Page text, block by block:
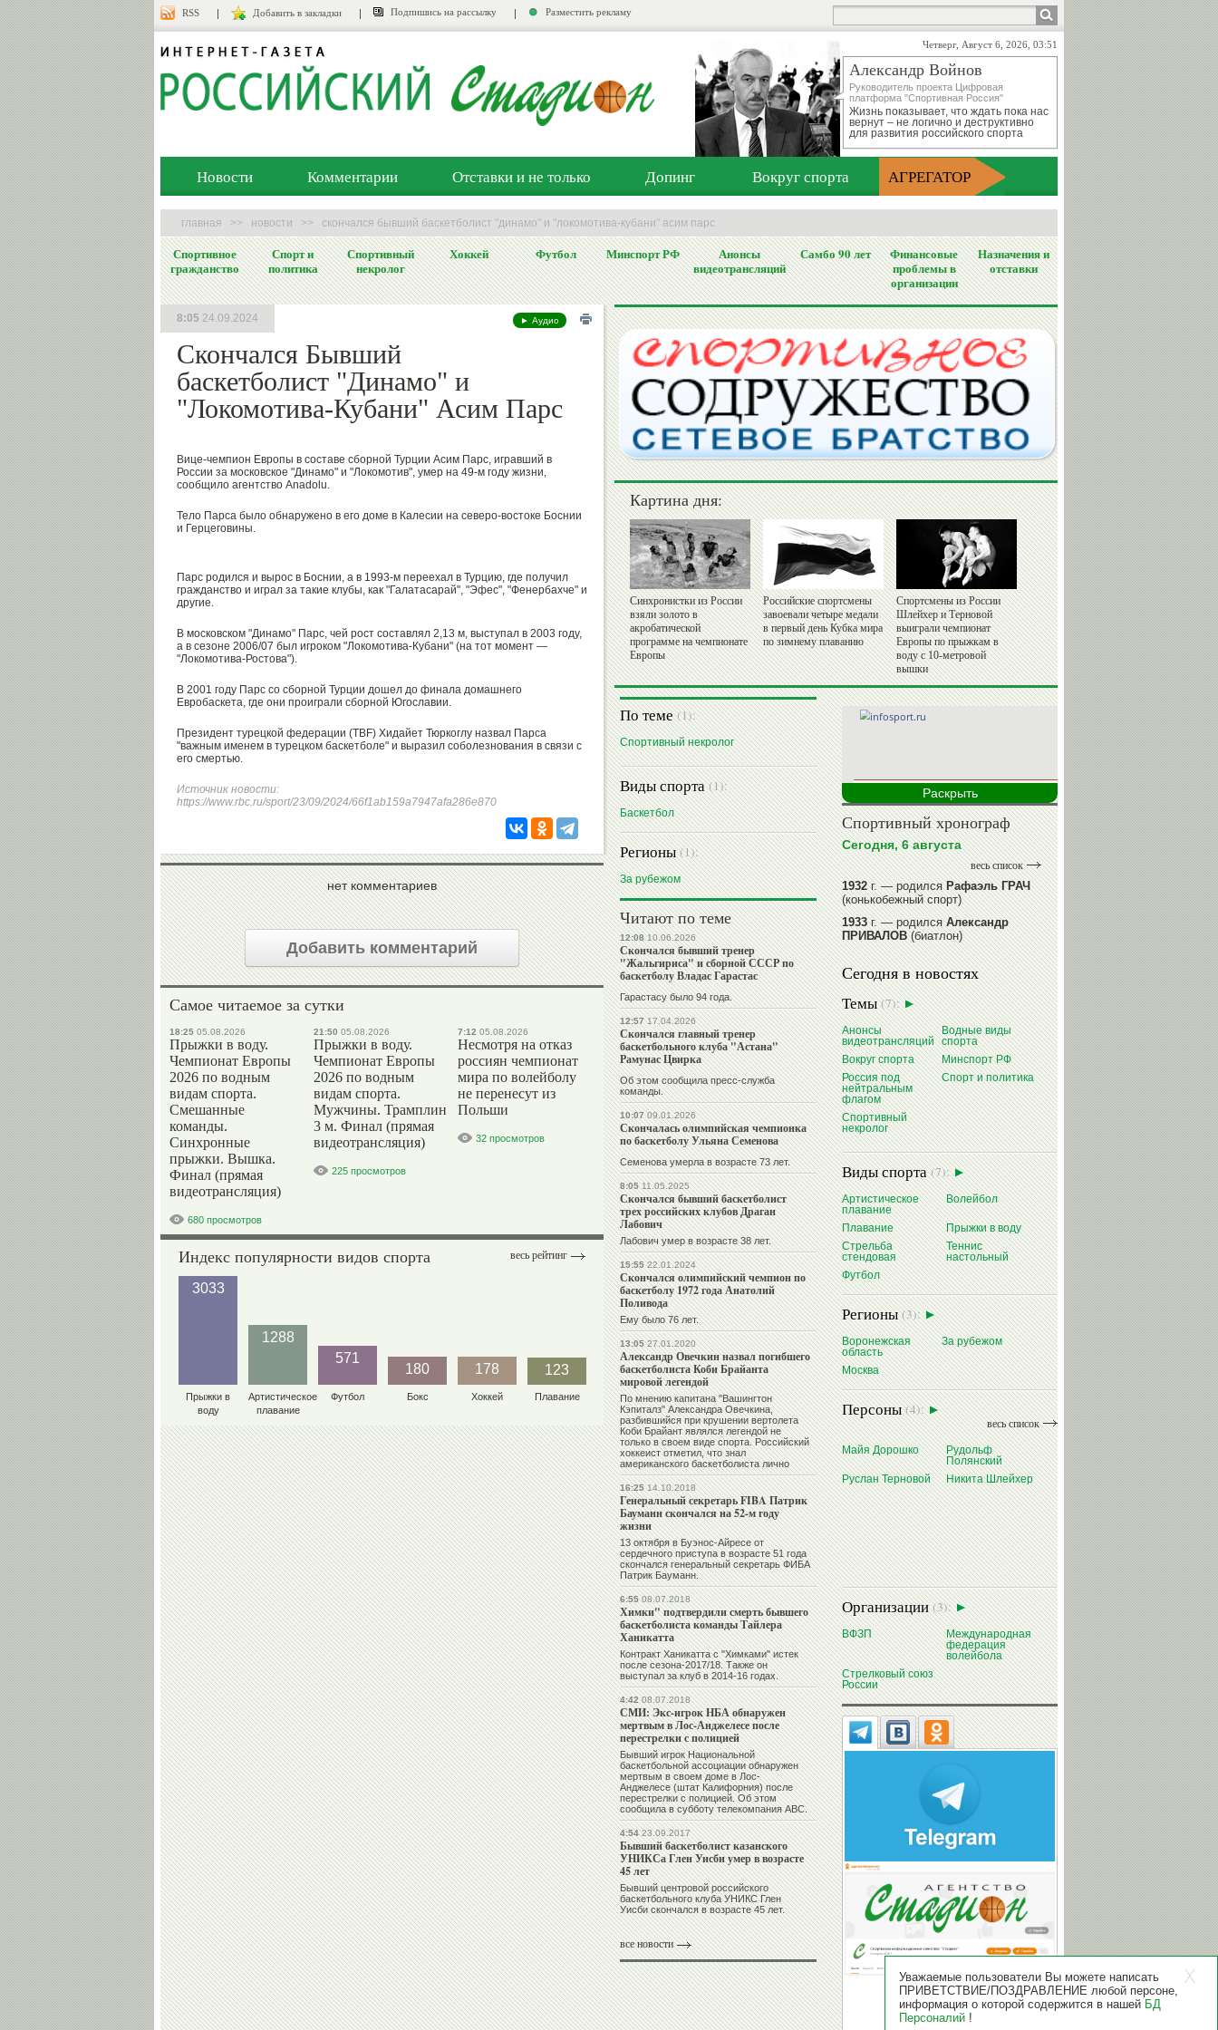
RSS Добавить в закладки Подпишись на рассылку Разместить рекламу
Четверг, Август 6, 2026, 03:51
Александр Войнов
Руководитель проекта Цифровая
платформа "Спортивная Россия"
Жизнь показывает, что ждать пока нас
вернут – не логично и деструктивно
для развития российского спорта
Новости Комментарии Отставки и не только Допинг Вокруг спорта АГРЕГАТОР
главная >> новости >> скончался бывший баскетболист "динамо" и "локомотива-кубани" асим парс
Спортивное
гражданство
Спорт и
политика
Спортивный
некролог
Хоккей Футбол Минспорт РФ
Анонсы
видеотрансляций
Самбо 90 лет
Финансовые
проблемы в
организации
Назначения и
отставки
► Аудио
Скончался Бывший
баскетболист "Динамо" и
"Локомотива-Кубани" Асим Парс
8:05 24.09.2024
Вице-чемпион Европы в составе сборной Турции Асим Парс, игравший в
России за московское "Динамо" и "Локомотив", умер на 49-м году жизни,
сообщило агентство Anadolu.
Тело Парса было обнаружено в его доме в Калесии на северо-востоке Боснии
и Герцеговины.
Парс родился и вырос в Боснии, а в 1993-м переехал в Турцию, где получил
гражданство и играл за такие клубы, как "Галатасарай", "Эфес", "Фенербахче" и
другие.
В московском "Динамо" Парс, чей рост составлял 2,13 м, выступал в 2003 году,
а в сезоне 2006/07 был игроком "Локомотива-Кубани" (на тот момент —
"Локомотива-Ростова").
В 2001 году Парс со сборной Турции дошел до финала домашнего
Евробаскета, где они проиграли сборной Югославии.
Президент турецкой федерации (TBF) Хидайет Тюркоглу назвал Парса
"важным именем в турецком баскетболе" и выразил соболезнования в связи с
его смертью.
Источник новости:
https://www.rbc.ru/sport/23/09/2024/66f1ab159a7947afa286e870
нет комментариев
Добавить комментарий
Самое читаемое за сутки
18:25 05.08.2026
Прыжки в воду.
Чемпионат Европы
2026 по водным
видам спорта.
Смешанные
команды.
Синхронные
прыжки. Вышка.
Финал (прямая
видеотрансляция)
680 просмотров
21:50 05.08.2026
Прыжки в воду.
Чемпионат Европы
2026 по водным
видам спорта.
Мужчины. Трамплин
3 м. Финал (прямая
видеотрансляция)
225 просмотров
7:12 05.08.2026
Несмотря на отказ
россиян чемпионат
мира по волейболу
не перенесут из
Польши
32 просмотров
весь рейтинг
Индекс популярности видов спорта
3033
Прыжки в
воду
1288
Артистическое
плавание
571
Футбол
180
Бокс
178
Хоккей
123
Плавание
Картина дня:
Синхронистки из России
взяли золото в
акробатической
программе на чемпионате
Европы
Российские спортсмены
завоевали четыре медали
в первый день Кубка мира
по зимнему плаванию
Спортсмены из России
Шлейхер и Терновой
выиграли чемпионат
Европы по прыжкам в
воду с 10-метровой
вышки
По теме(1):
Спортивный некролог
Виды спорта(1):
Баскетбол
Регионы(1):
За рубежом
Читают по теме
12:0810.06.2026
Скончался бывший тренер
"Жальгириса" и сборной СССР по
баскетболу Владас Гарастас
Гарастасу было 94 года.
12:5717.04.2026
Скончался главный тренер
баскетбольного клуба "Астана"
Рамунас Цвирка
Об этом сообщила пресс-служба
команды.
10:0709.01.2026
Скончалась олимпийская чемпионка
по баскетболу Ульяна Семенова
Семенова умерла в возрасте 73 лет.
8:0511.05.2025
Скончался бывший баскетболист
трех российских клубов Драган
Лабович
Лабович умер в возрасте 38 лет.
15:5522.01.2024
Скончался олимпийский чемпион по
баскетболу 1972 года Анатолий
Поливода
Ему было 76 лет.
13:0527.01.2020
Александр Овечкин назвал погибшего
баскетболиста Коби Брайанта
мировой легендой
По мнению капитана "Вашингтон
Кэпиталз" Александра Овечкина,
разбившийся при крушении вертолета
Коби Брайант являлся легендой не
только в своем виде спорта. Российский
хоккеист отметил, что знал
американского баскетболиста лично
16:2514.10.2018
Генеральный секретарь FIBA Патрик
Бауманн скончался на 52-м году
жизни
13 октября в Буэнос-Айресе от
сердечного приступа в возрасте 51 года
скончался генеральный секретарь ФИБА
Патрик Бауманн.
6:5508.07.2018
Химки" подтвердили смерть бывшего
баскетболиста команды Тайлера
Ханикатта
Контракт Ханикатта с "Химками" истек
после сезона-2017/18. Также он
выступал за клуб в 2014-16 годах.
4:4208.07.2018
СМИ: Экс-игрок НБА обнаружен
мертвым в Лос-Анджелесе после
перестрелки с полицией
Бывший игрок Национальной
баскетбольной ассоциации обнаружен
мертвым в своем доме в Лос-
Анджелесе (штат Калифорния) после
перестрелки с полицией. Об этом
сообщила в субботу телекомпания ABC.
4:5423.09.2017
Бывший баскетболист казанского
УНИКСа Глен Уисби умер в возрасте
45 лет
Бывший центровой российского
баскетбольного клуба УНИКС Глен
Уисби скончался в возрасте 45 лет.
все новости
Раскрыть
Спортивный хронограф
Сегодня, 6 августа
весь список
1932г. — родилсяРафаэль ГРАЧ
(конькобежный спорт)
1933г. — родилсяАлександр
ПРИВАЛОВ(биатлон)
1939г. — родилсяАнатолий
ИОНОВ(хоккей)
1939г. — родилсяАнатолий
ЦАРИК(борьба вольная)
1946г. — родилсяВиктор
БАЖЕНОВ(фехтование)
читать далее
Сегодня в новостях
Темы(7):
Анонсы
видеотрансляций
Водные виды
спорта
Вокруг спорта
Минспорт РФ
Россия под
нейтральным
флагом
Спорт и политика
Спортивный
некролог
Виды спорта(7):
Артистическое
плавание
Волейбол
Плавание
Прыжки в воду
Стрельба
стендовая
Теннис
настольный
Футбол
Регионы(3):
Воронежская
область
За рубежом
Москва
Персоны(4):
весь список
Майя Дорошко
Рудольф
Полянский
Руслан Терновой
Никита Шлейхер
Организации(3):
ВФЗП
Международная
федерация
волейбола
Стрелковый союз
России
Уважаемые пользователи Вы можете написать
ПРИВЕТСТВИЕ/ПОЗДРАВЛЕНИЕ любой персоне,
информация о которой содержится в нашей БД
Персоналий !